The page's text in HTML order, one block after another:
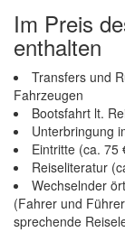
Im Preis
enthalten
Transfers und
Fahrzeugen
Bootsfahrt lt.
Unterbringung
Eintritte (ca. 75
Reiseliteratur
Wechselnder
(Fahrer und
sprechende